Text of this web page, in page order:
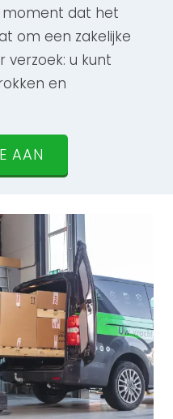
dat het
om een zakelijke
verzoek: u kunt
en
AAN